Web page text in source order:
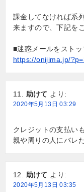
課金してなければ系
来ますので、下記を
■迷惑メールをスト
https://onijima.jp/
助けて より:
2020年5月13日 03:29
クレジットの支払い
親や周りの人にバレ
助けて より:
2020年5月13日 03:35